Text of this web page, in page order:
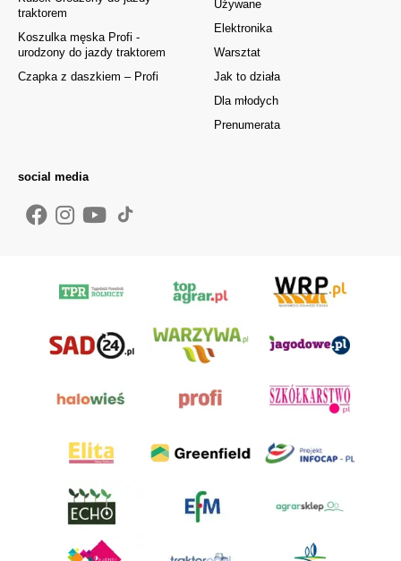
Używane
Elektronika
Warsztat
Jak to działa
Dla młodych
Prenumerata
traktorem
Koszulka męska Profi -
urodzony do jazdy traktorem
Czapka z daszkiem – Profi
social media